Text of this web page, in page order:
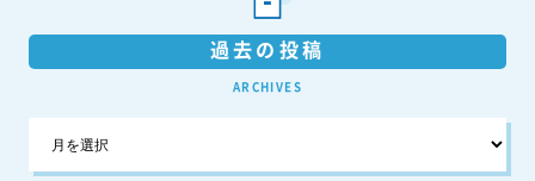
過去の投稿
ARCHIVES